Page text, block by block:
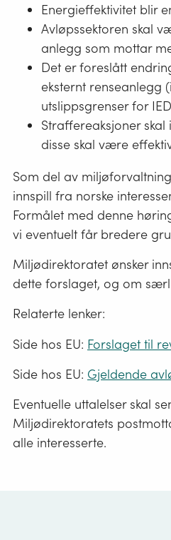
Energieffektivitet blir
Avløpssektoren skal
anlegg som mottar
Det er foreslått
eksternt renseanlegg
utslippsgrenser for
Straffereaksjoner
disse skal være
Som del av
innspill fra norske
Formålet med denne
vi eventuelt får bredere
Miljødirektoratet ønsker
dette forslaget, og om
Relaterte lenker:
Side hos EU: Forslaget til
Side hos EU: Gjeldende
Eventuelle uttalelser skal
Miljødirektoratets
alle interesserte.